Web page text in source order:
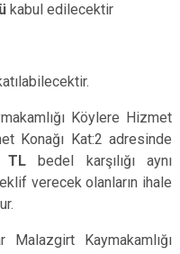
kabul edilecektir
Köylere Hizmet
Konağı Kat:2 adresinde
TL bedel karşılığı aynı
verecek olanların ihale
Kaymakamlığı